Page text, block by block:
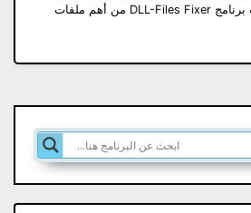
Files Fixer؟ تعتبر ملفات برنامج DLL-Files Fixer من أهم ملفات